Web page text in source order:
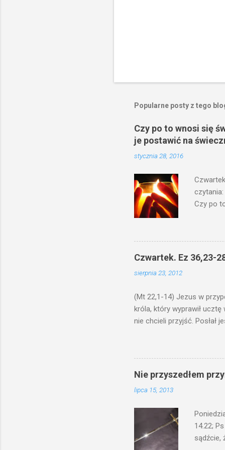
Popularne posty z tego
Czy po to wnosi się
je postawić na
stycznia 28, 2016
czytania:
Czy po
niechaj
ma. W
by je
Czwartek. Ez 36,23-
sierpnia 23, 2012
(Mt 22,1-14) Jezus w
króla, który wyprawił ucztę
nie chcieli przyjść. Posłał
swoje pole, drugi do
gniewem. Posłał swe
wprawdzie jest gotowa,
których spotkacie. Słudzy
biesiadnikami. Wszedł król,
Nie przyszedłem
lipca 15, 2013
14.22;
sądźcie,